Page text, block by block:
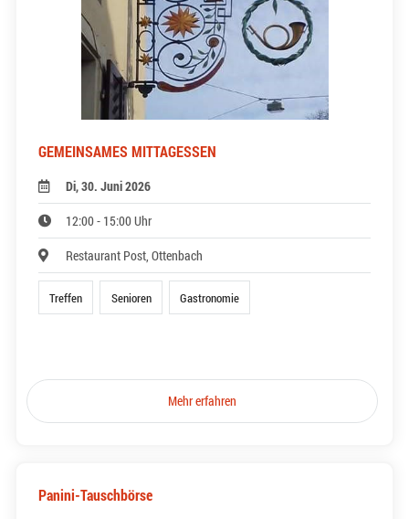
GEMEINSAMES MITTAGESSEN
Di, 30. Juni 2026
12:00 - 15:00 Uhr
Restaurant Post, Ottenbach
Treffen Senioren Gastronomie
Mehr erfahren
Panini-Tauschbörse